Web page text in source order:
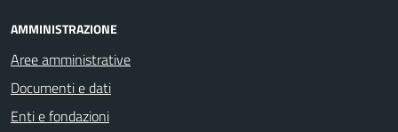
AMMINISTRAZIONE
Aree amministrative
Documenti e dati
Enti e fondazioni